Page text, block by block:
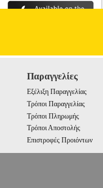
Παραγγελίες
Εξέλιξη Παραγγελίας
Τρόποι Παραγγελίας
Τρόποι Πληρωμής
Τρόποι Αποστολής
Επιστροφές Προιόντων